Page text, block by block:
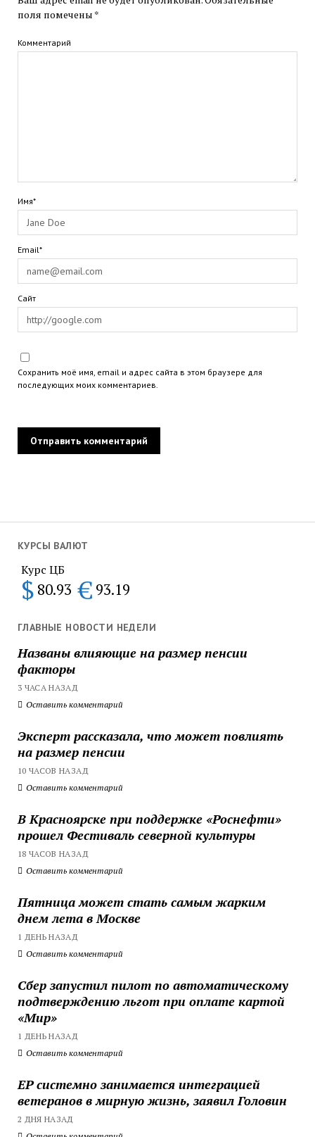
КУРСЫ ВАЛЮТ
Курс ЦБ
$ 80.93 € 93.19
ГЛАВНЫЕ НОВОСТИ НЕДЕЛИ
Названы влияющие на размер пенсии
факторы
3 ЧАСА НАЗАД
Оставить комментарий
Эксперт рассказала, что может повлиять
на размер пенсии
10 ЧАСОВ НАЗАД
Оставить комментарий
В Красноярске при поддержке «Роснефти»
прошел Фестиваль северной культуры
18 ЧАСОВ НАЗАД
Оставить комментарий
Пятница может стать самым жарким
днем лета в Москве
1 ДЕНЬ НАЗАД
Оставить комментарий
Сбер запустил пилот по автоматическому
подтверждению льгот при оплате картой
«Мир»
1 ДЕНЬ НАЗАД
Оставить комментарий
ЕР системно занимается интеграцией
ветеранов в мирную жизнь, заявил Головин
2 ДНЯ НАЗАД
поля помечены *
Комментарий
Имя*
Email*
Сайт
Сохранить моё имя, email и адрес сайта в этом браузере для
последующих моих комментариев.